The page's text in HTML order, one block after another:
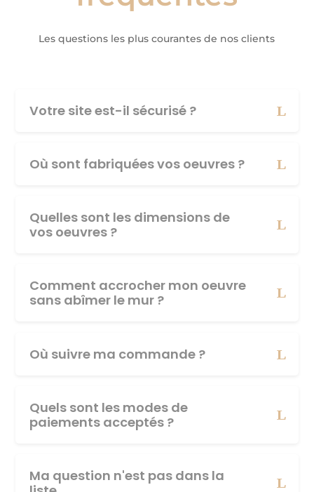
Les questions les plus courantes de nos clients
Votre site est-il sécurisé ?
Où sont fabriquées vos oeuvres ?
Quelles sont les dimensions de
vos oeuvres ?
Comment accrocher mon oeuvre
sans abîmer le mur ?
Où suivre ma commande ?
Quels sont les modes de
paiements acceptés ?
Ma question n'est pas dans la